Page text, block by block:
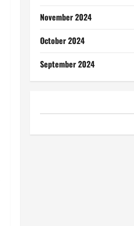
November 2024
October 2024
September 2024